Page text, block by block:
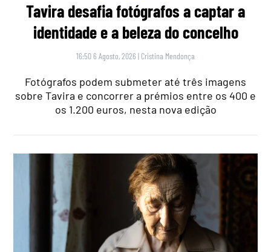
Tavira desafia fotógrafos a captar a
identidade e a beleza do concelho
16:50 6 Agosto, 2026 | Cristina Mendonça
Fotógrafos podem submeter até três imagens
sobre Tavira e concorrer a prémios entre os 400 e
os 1.200 euros, nesta nova edição